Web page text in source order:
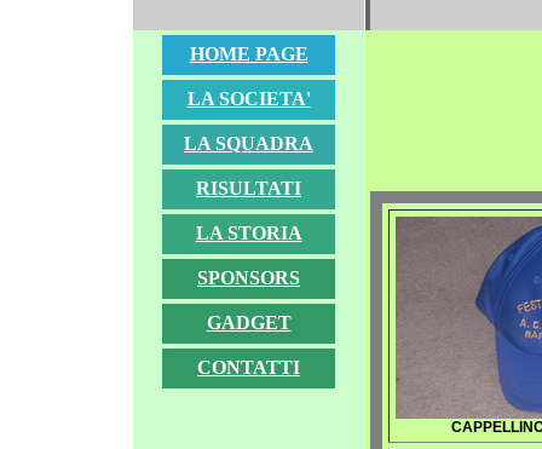
HOME PAGE
LA SOCIETA'
LA SQUADRA
RISULTATI
LA STORIA
SPONSORS
GADGET
CONTATTI